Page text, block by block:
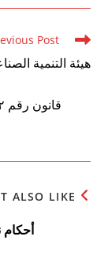
Read
articles
Post
هيئة التنمية
ALSO LIKE
أحكام